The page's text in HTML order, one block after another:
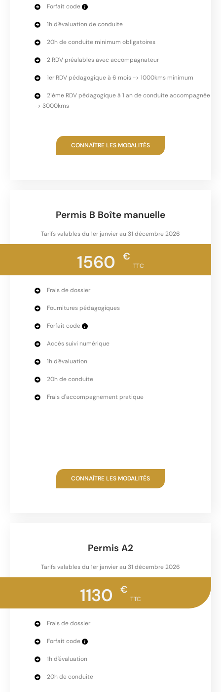
Forfait code
1h d'évaluation de conduite
20h de conduite minimum obligatoires
2 RDV préalables avec accompagnateur
1er RDV pédagogique à 6 mois -> 1000kms minimum
2ième RDV pédagogique à 1 an de conduite accompagnée
-> 3000kms
CONNAÎTRE LES MODALITÉS
Permis B Boîte manuelle
Tarifs valables du 1er janvier au 31 décembre 2026
1560 €
TTC
Frais de dossier
Fournitures pédagogiques
Forfait code
Accès suivi numérique
1h d'évaluation
20h de conduite
Frais d'accompagnement pratique
CONNAÎTRE LES MODALITÉS
Permis A2
Tarifs valables du 1er janvier au 31 décembre 2026
1130 €
TTC
Frais de dossier
Forfait code
1h d'évaluation
20h de conduite